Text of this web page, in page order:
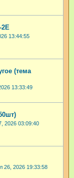
13:44:55
(тема
13:33:49
2026 03:09:40
26, 2026 19:33:58